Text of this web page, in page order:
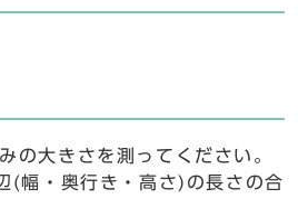
の大きさを測ってください。
(幅・奥行き・高さ)の長さの合